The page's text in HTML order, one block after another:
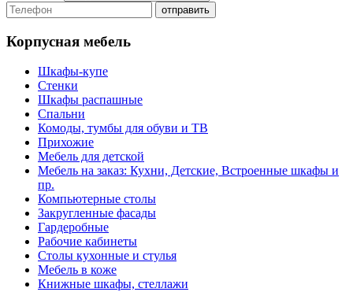
Корпусная мебель
Шкафы-купе
Стенки
Шкафы распашные
Спальни
Комоды, тумбы для обуви и ТВ
Прихожие
Мебель для детской
Мебель на заказ: Кухни, Детские, Встроенные шкафы и
пр.
Компьютерные столы
Закругленные фасады
Гардеробные
Рабочие кабинеты
Столы кухонные и стулья
Мебель в коже
Книжные шкафы, стеллажи